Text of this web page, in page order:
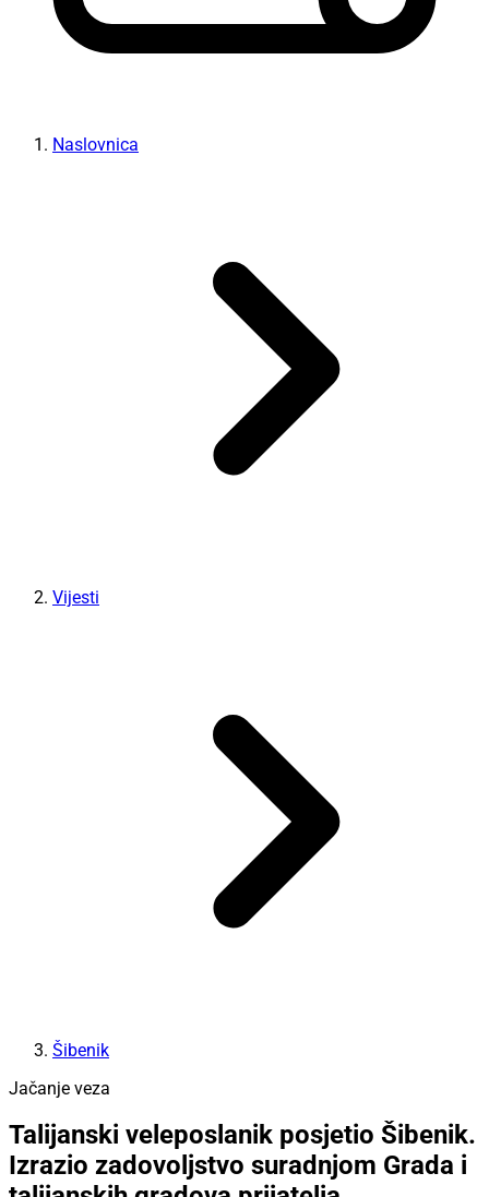
Naslovnica
Vijesti
Šibenik
Jačanje veza
Talijanski veleposlanik posjetio Šibenik.
Izrazio zadovoljstvo suradnjom Grada i